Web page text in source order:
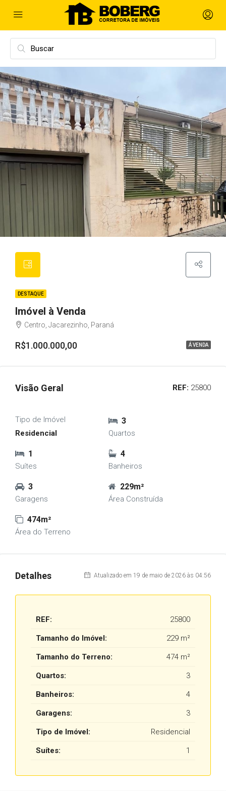
DESTAQUE
Imóvel à Venda
Centro, Jacarezinho, Paraná
R$1.000.000,00 Á VENDA
Visão Geral REF: 25800
Tipo de Imóvel
Residencial
3
Quartos
1
Suítes
4
Banheiros
3
Garagens
229m²
Área Construída
474m²
Área do Terreno
Detalhes Atualizado em 19 de maio de 2026 às 04:56
REF: 25800
Tamanho do Imóvel: 229 m²
Tamanho do Terreno: 474 m²
Quartos: 3
Banheiros: 4
Garagens: 3
Tipo de Imóvel: Residencial
Suítes: 1